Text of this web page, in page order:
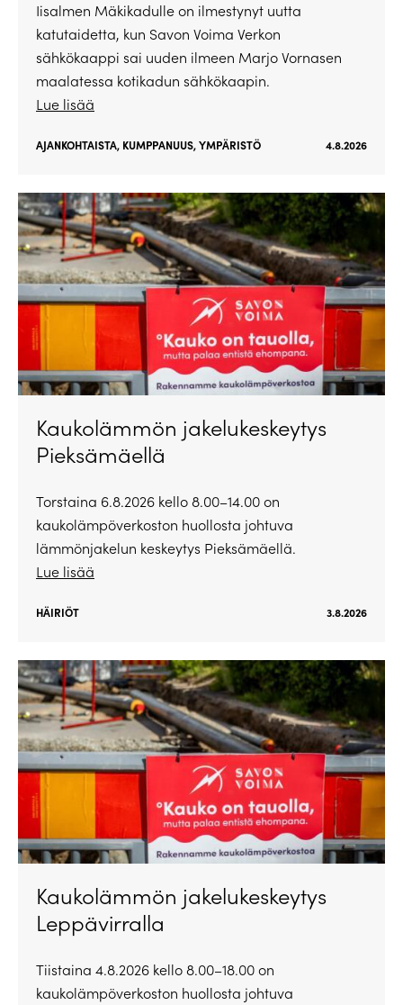
Iisalmen Mäkikadulle on ilmestynyt uutta
katutaidetta, kun Savon Voima Verkon
sähkökaappi sai uuden ilmeen Marjo Vornasen
maalatessa kotikadun sähkökaapin.
Lue lisää
AJANKOHTAISTA, KUMPPANUUS,YMPÄRISTÖ 4.8.2026
Kaukolämmön jakelukeskeytys
Pieksämäellä
Torstaina 6.8.2026 kello 8.00–14.00 on
kaukolämpöverkoston huollosta johtuva
lämmönjakelun keskeytys Pieksämäellä.
Lue lisää
HÄIRIÖT 3.8.2026
Kaukolämmön jakelukeskeytys
Leppävirralla
Tiistaina 4.8.2026 kello 8.00–18.00 on
kaukolämpöverkoston huollosta johtuva